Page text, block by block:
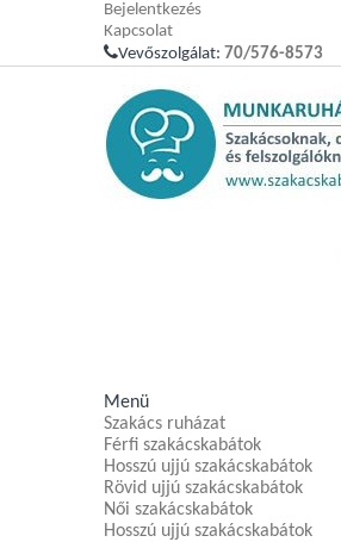
Bejelentkezés
Kapcsolat
Vevőszolgálat: 70/576-8573
Menü
Szakács ruházat
Férfi szakácskabátok
Hosszú ujjú szakácskabátok
Rövid ujjú szakácskabátok
Női szakácskabátok
Hosszú ujjú szakácskabátok